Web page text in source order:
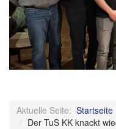
Aktuelle Seite: Startseite
Der TuS KK knackt